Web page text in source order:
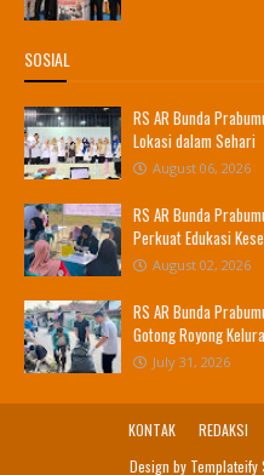
SOSIAL
RS AR Bunda
Lokasi dalam Sehari
August 06, 2026
RS AR Bunda
Perkuat Edukasi
August 02, 2026
RS AR Bunda
Gotong Royong
July 31, 2026
KONTAK REDAKSI
Design by Templateify